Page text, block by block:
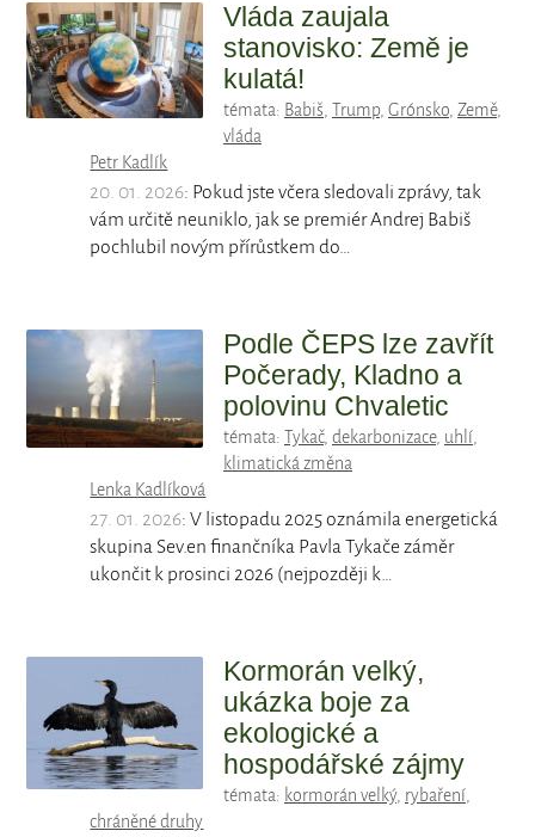
Vláda zaujala
stanovisko: Země je
kulatá!
témata: Babiš, Trump, Grónsko, Země,
vláda
Petr Kadlík
20. 01. 2026: Pokud jste včera sledovali zprávy, tak
vám určitě neuniklo, jak se premiér Andrej Babiš
pochlubil novým přírůstkem do…
Podle ČEPS lze zavřít
Počerady, Kladno a
polovinu Chvaletic
témata: Tykač, dekarbonizace, uhlí,
klimatická změna
Lenka Kadlíková
27. 01. 2026: V listopadu 2025 oznámila energetická
skupina Sev.en finančníka Pavla Tykače záměr
ukončit k prosinci 2026 (nejpozději k…
Kormorán velký,
ukázka boje za
ekologické a
hospodářské zájmy
témata: kormorán velký, rybaření,
chráněné druhy